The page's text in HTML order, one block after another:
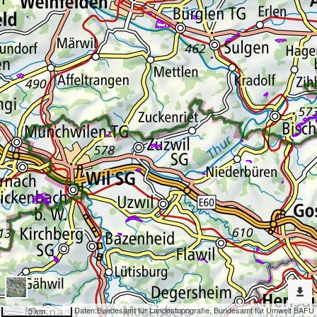
© Daten:Bundesamt für Landestopografie, Bundesamt für Umwelt BAFU
5 km
Erweiterte
Werkzeuge
Geokatalog
Dargestellte
Karten
Amphibienlaichgebiete Ortsfeste Objekte
Nach
weiteren
Karten
suchen?
Konfiguration